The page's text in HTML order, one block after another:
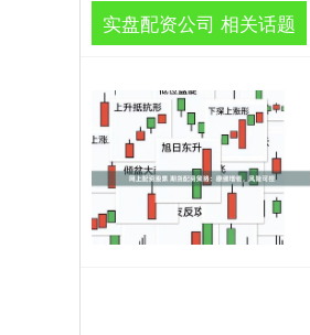
实盘配资公司 相关话题